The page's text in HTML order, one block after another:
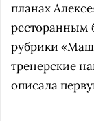
планах
ресторанным
рубрики
тренерские
описала